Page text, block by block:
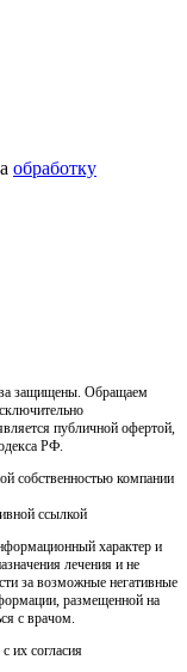
обработку
защищены. Обращаем
публичной офертой,
РФ.
собственностью компании
ссылкой
характер и
лечения и не
за возможные негативные
размещенной на
с врачом.
их согласия